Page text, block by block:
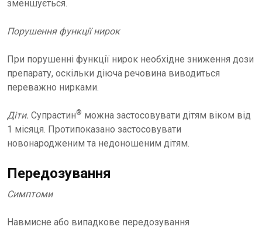
зменшується.
Порушення функції нирок
При порушенні функції нирок необхідне зниження дози
препарату, оскільки діюча речовина виводиться
переважно нирками.
Діти. Супрастин® можна застосовувати дітям віком від
1 місяця. Протипоказано застосовувати
новонародженим та недоношеним дітям.
Передозування
Симптоми
Навмисне або випадкове передозування